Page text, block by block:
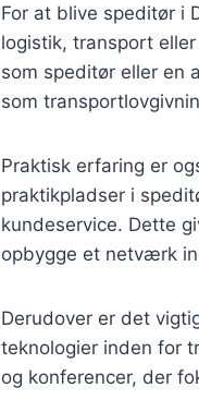
For at blive speditør i
logistik, transport
som speditør eller en
som
Praktisk erfaring er
praktikpladser i
kundeservice. Dette
opbygge et netværk
Derudover er det
teknologier inden for
og konferencer, der